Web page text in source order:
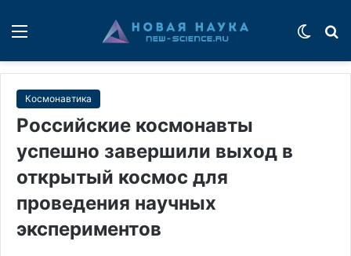
Космонавтика
Российские космонавты
успешно завершили выход в
открытый космос для
проведения научных
экспериментов